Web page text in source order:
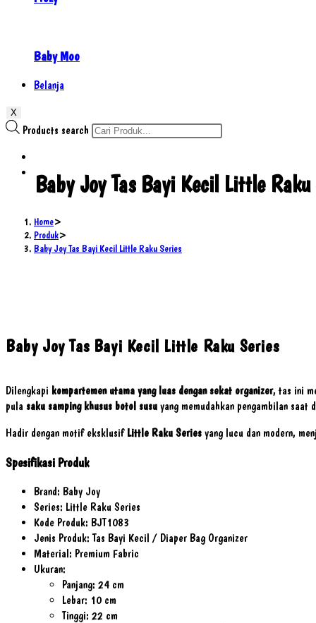
Baby Moo
Belanja
X
Products search
Baby Joy Tas Bayi Kecil Little Raku
Home>
Produk>
Baby Joy Tas Bayi Kecil Little Raku Series
Baby Joy Tas Bayi Kecil Little Raku Series
Dilengkapi kompartemen utama yang luas dengan sekat organizer, tas ini
pula saku samping khusus botol susu yang memudahkan pengambilan saat
Hadir dengan motif eksklusif Little Raku Series yang lucu dan modern,
Spesifikasi Produk
Brand: Baby Joy
Series: Little Raku Series
Kode Produk: BJT1083
Jenis Produk: Tas Bayi Kecil / Diaper Bag Organizer
Material: Premium Fabric
Ukuran:
Panjang: 24 cm
Lebar: 10 cm
Tinggi: 22 cm